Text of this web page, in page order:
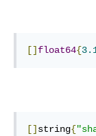
[] float64{
[] string{